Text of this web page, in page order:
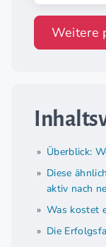
Weitere
Überblick:
Diese
aktiv nach
Was kostet
Die